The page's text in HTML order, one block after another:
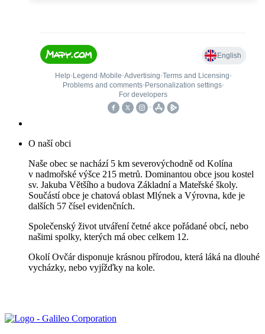
O naší obci
Naše obec se nachází 5 km severovýchodně od Kolína
v nadmořské výšce 215 metrů. Dominantou obce jsou kostel
sv. Jakuba Většího a budova Základní a Mateřské školy.
Součástí obce je chatová oblast Mlýnek a Výrovna, kde je
dalších 57 čísel evidenčních.
Společenský život utváření četné akce pořádané obcí, nebo
našimi spolky, kterých má obec celkem 12.
Okolí Ovčár disponuje krásnou přírodou, která láká na dlouhé
vycházky, nebo vyjížďky na kole.